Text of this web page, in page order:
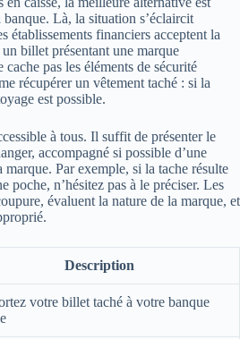
Là, la situation s’éclaircit
établissements financiers acceptent la
billet présentant une marque
pas les éléments de sécurité
récupérer un vêtement taché : si la
est possible.
à tous. Il suffit de présenter le
accompagné si possible d’une
Par exemple, si la tache résulte
poche, n’hésitez pas à le préciser. Les
évaluent la nature de la marque, et
Description
votre billet taché à votre banque